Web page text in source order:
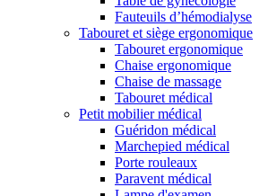
Fauteuils d’hémodialyse
Tabouret et siège ergonomique
Tabouret ergonomique
Chaise ergonomique
Chaise de massage
Tabouret médical
Petit mobilier médical
Guéridon médical
Marchepied médical
Porte rouleaux
Paravent médical